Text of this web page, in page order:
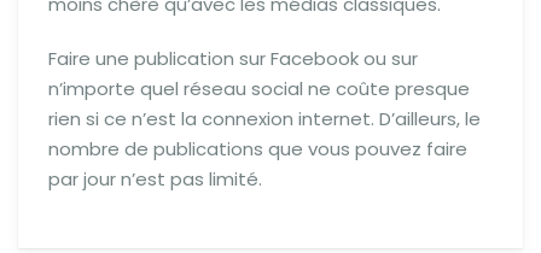
Faire une publication sur Facebook ou sur
n’importe quel réseau social ne coûte presque
rien si ce n’est la connexion internet. D’ailleurs, le
nombre de publications que vous pouvez faire
par jour n’est pas limité.